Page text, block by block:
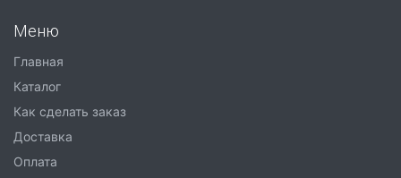
Меню
Главная
Каталог
Как сделать заказ
Доставка
Оплата